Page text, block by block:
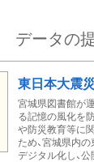
データの
東日本大震
宮城県図書館が
る記憶の風化を
や防災教育等に
ため、宮城県内
デジタル化し、